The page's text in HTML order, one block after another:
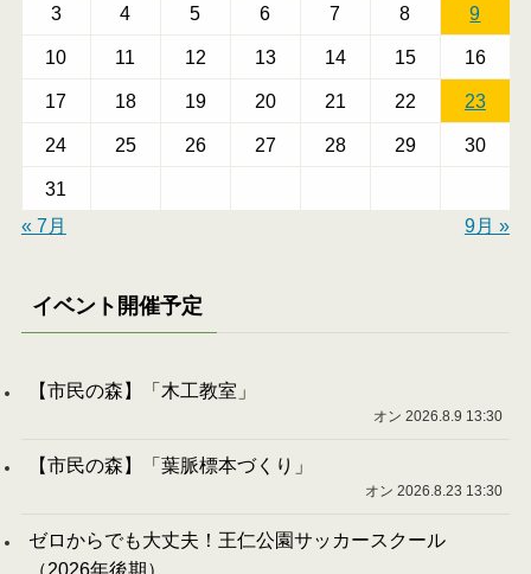
3 4 5 6 7 8 9
10 11 12 13 14 15 16
17 18 19 20 21 22 23
24 25 26 27 28 29 30
31
« 7月
9月 »
イベント開催予定
【市民の森】「木工教室」
オン 2026.8.9 13:30
【市民の森】「葉脈標本づくり」
オン 2026.8.23 13:30
ゼロからでも大丈夫！王仁公園サッカースクール
（2026年後期）